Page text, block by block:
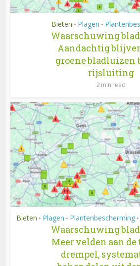
Bieten • Plagen •
Waarschuwing
Aandachtig
groene bladluizen
rijsluiting
2 min read
Bieten • Plagen • Plantenbescherming •
Waarschuwing
Meer velden aan de
drempel,